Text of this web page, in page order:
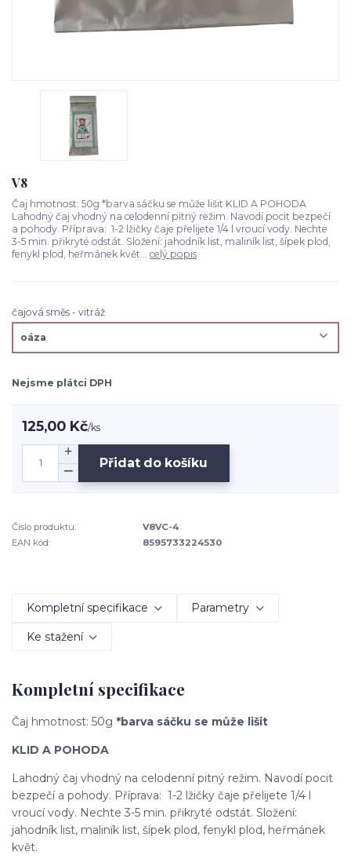
V8
Čaj hmotnost: 50g *barva sáčku se může lišit KLID A POHODA
Lahodný čaj vhodný na celodenní pitný režim. Navodí pocit bezpečí
a pohody. Příprava: 1-2 lžičky čaje přelijete 1/4 l vroucí vody. Nechte
3-5 min. přikryté odstát. Složení: jahodník list, maliník list, šípek plod,
fenykl plod, heřmánek květ... celý popis
čajová směs - vitráž
Nejsme plátci DPH
125,00 Kč/ks
Přidat do košíku
Číslo produktu:
V8VC-4
EAN kód:
8595733224530
Kompletní specifikace Parametry
Ke stažení
Kompletní specifikace
Čaj hmotnost: 50g *barva sáčku se může lišit
KLID A POHODA
Lahodný čaj vhodný na celodenní pitný režim. Navodí pocit
bezpečí a pohody. Příprava: 1-2 lžičky čaje přelijete 1/4 l
vroucí vody. Nechte 3-5 min. přikryté odstát. Složení:
jahodník list, maliník list, šípek plod, fenykl plod, heřmánek
květ.